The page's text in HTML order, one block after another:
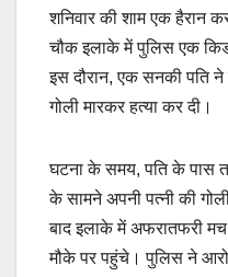
शनिवार की शाम एक हैरान
चौक इलाके में पुलिस एक
इस दौरान, एक सनकी पति
गोली मारकर हत्या कर दी।
घटना के समय, पति के पास
के सामने अपनी पत्नी की
बाद इलाके में अफरातफरी
मौके पर पहुंचे। पुलिस ने